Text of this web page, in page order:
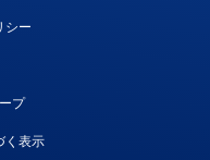
シー
プ
く表示